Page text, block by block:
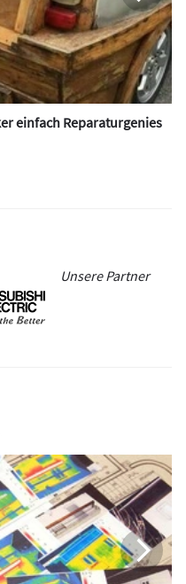
einfach Reparaturgenies
Unsere Partner